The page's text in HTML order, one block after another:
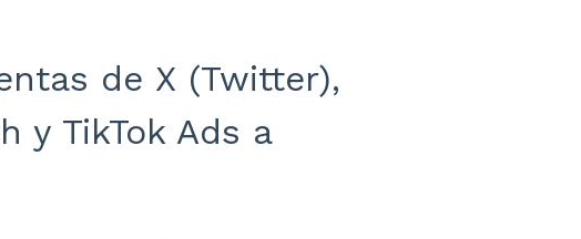
de X (Twitter),
y TikTok Ads a